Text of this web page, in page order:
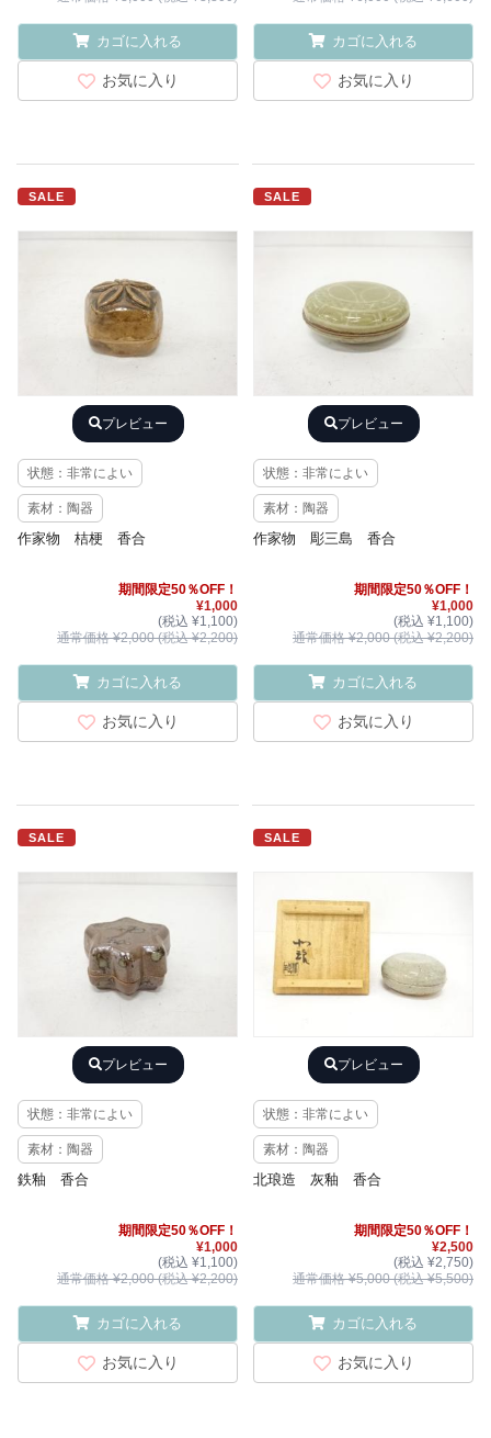
カゴに入れる
お気に入り
カゴに入れる
お気に入り
SALE
プレビュー
状態：非常によい
素材：陶器
作家物 桔梗 香合
期間限定50％OFF！
¥1,000
(税込 ¥1,100)
通常価格 ¥2,000 (税込 ¥2,200)
カゴに入れる
お気に入り
SALE
プレビュー
状態：非常によい
素材：陶器
作家物 彫三島 香合
期間限定50％OFF！
¥1,000
(税込 ¥1,100)
通常価格 ¥2,000 (税込 ¥2,200)
カゴに入れる
お気に入り
SALE
プレビュー
状態：非常によい
素材：陶器
鉄釉 香合
期間限定50％OFF！
¥1,000
(税込 ¥1,100)
通常価格 ¥2,000 (税込 ¥2,200)
カゴに入れる
お気に入り
SALE
プレビュー
状態：非常によい
素材：陶器
北琅造 灰釉 香合
期間限定50％OFF！
¥2,500
(税込 ¥2,750)
通常価格 ¥5,000 (税込 ¥5,500)
カゴに入れる
お気に入り